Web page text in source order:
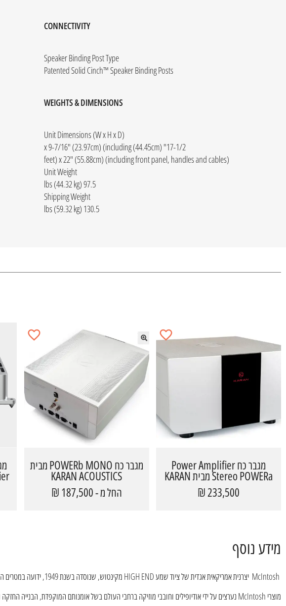
CONNECTIVITY
Speaker Binding Post Type
Patented Solid Cinch™ Speaker Binding Posts
WEIGHTS & DIMENSIONS
Unit Dimensions (W x H x D)
17-1/2" (44.45cm) x 9-7/16" (23.97cm) (including
feet) x 22" (55.88cm) (including front panel, handles and cables)
Unit Weight
97.5 lbs (44.32 kg)
Shipping Weight
130.5 lbs (59.32 kg)
מגבר כח Power Amplifier
Stereo POWERa​ מבית KARAN
ACOUSTICS
233,500 ₪
מגבר כח POWERb MONO מבית
KARAN ACOUSTICS
החל מ - 187,500 ₪
מידע נוסף
מוצרי McIntosh נערצים על ידי אודיופילים וחובבי מוזיקה ברחבי העולם בשל אומנותם המוקפדת, הבנייה החזקה והביצועים יוצאי הדופן. החברה מציעה מגוון רחב של רכיבי שמע, לרבות מגברים, קדם מגברים, נגני CD, פטיפונים, רמקולים ומערכות קולנוע ביתי.